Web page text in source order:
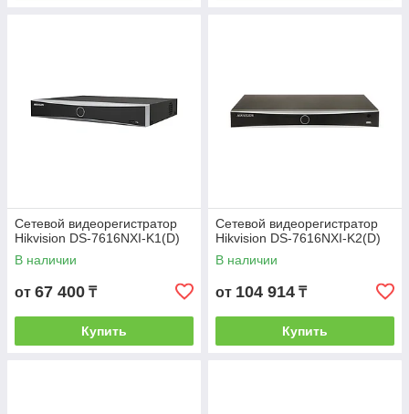
Сетевой видеорегистратор
Hikvision DS-7616NXI-K1(D)
В наличии
от 67 400 ₸
Купить
Сетевой видеорегистратор
Hikvision DS-7616NXI-K2(D)
В наличии
от 104 914 ₸
Купить